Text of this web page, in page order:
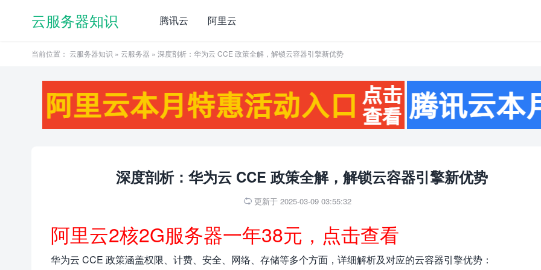
云服务器知识 腾讯云 阿里云
当前位置： 云服务器知识 » 云服务器 » 深度剖析：华为云 CCE 政策全解，解锁云容器引擎新优势
深度剖析：华为云 CCE 政策全解，解锁云容器引擎新优势
 更新于 2025-03-09 03:55:32
阿里云2核2G服务器一年38元，点击查看
华为云 CCE 政策涵盖权限、计费、安全、网络、存储等多个方面，详细解析及对应的云容器引擎优势：